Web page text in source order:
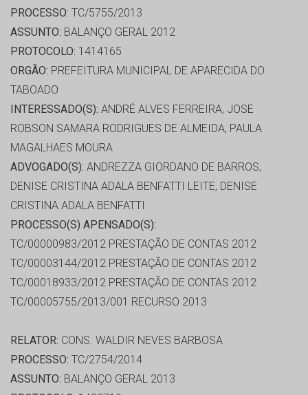
PROCESSO: TC/5755/2013
ASSUNTO: BALANÇO GERAL 2012
PROTOCOLO: 1414165
ORGÃO: PREFEITURA MUNICIPAL DE APARECIDA DO
TABOADO
INTERESSADO(S): ANDRÉ ALVES FERREIRA, JOSE
ROBSON SAMARA RODRIGUES DE ALMEIDA, PAULA
MAGALHAES MOURA
ADVOGADO(S): ANDREZZA GIORDANO DE BARROS,
DENISE CRISTINA ADALA BENFATTI LEITE, DENISE
CRISTINA ADALA BENFATTI
PROCESSO(S) APENSADO(S):
TC/00000983/2012 PRESTAÇÃO DE CONTAS 2012
TC/00003144/2012 PRESTAÇÃO DE CONTAS 2012
TC/00018933/2012 PRESTAÇÃO DE CONTAS 2012
TC/00005755/2013/001 RECURSO 2013
RELATOR: CONS. WALDIR NEVES BARBOSA
PROCESSO: TC/2754/2014
ASSUNTO: BALANÇO GERAL 2013